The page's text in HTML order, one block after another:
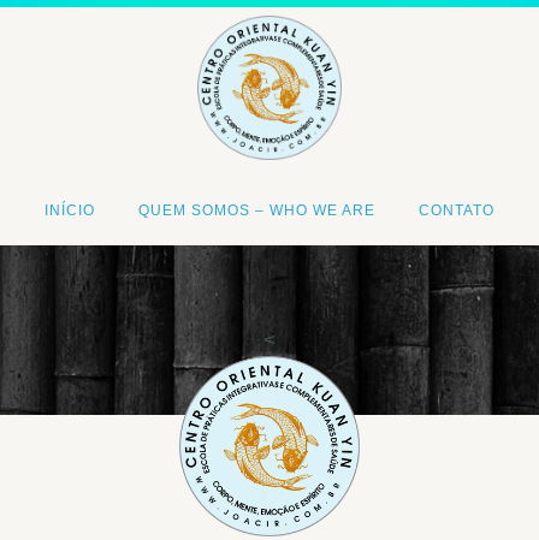
INÍCIO QUEM SOMOS – WHO WE ARE CONTATO
<